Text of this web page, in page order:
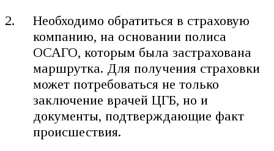
Необходимо обратиться в страховую
компанию, на основании полиса
ОСАГО, которым была застрахована
маршрутка. Для получения страховки
может потребоваться не только
заключение врачей ЦГБ, но и
документы, подтверждающие факт
происшествия.